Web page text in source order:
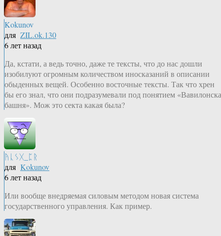
Kokunov
для ZIL.ok.130
6 лет назад
Да, кстати, а ведь точно, даже те тексты, что до нас дошли
изобилуют огромным количеством иносказаний в описании
обыденных вещей. Особенно восточные тексты. Так что хрен
бы его знал, что они подразумевали под понятием
башня». Мож это секта какая была?
ᚤᚳᛊᚷ_ᛈᚱ
для Kokunov
6 лет назад
Или вообще внедряемая силовым методом новая система
государственного управления. Как пример.